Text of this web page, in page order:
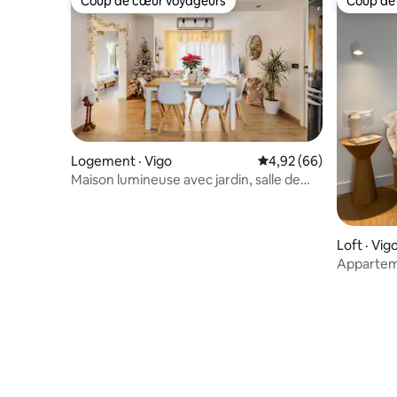
Coup de cœur voyageurs
Logement · Vigo Note moyenne de
4,92 (66)
Maison lumineuse avec jardin, salle de
Coup
Loft ·